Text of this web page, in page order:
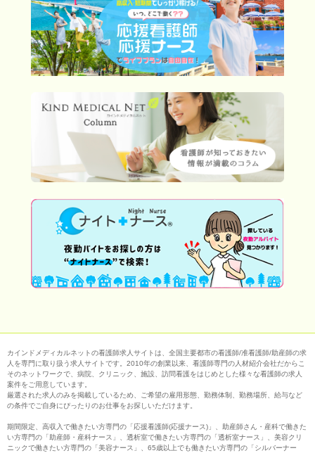
カインドメディカルネットの看護師求人サイトは、全国主要都市の看護師/准看護師/助産師の求
人を専門に取り扱う求人サイトです。2010年の創業以来、看護師専門の人材紹介会社だからこ
そのネットワークで、病院、クリニック、施設、訪問看護をはじめとした様々な看護師の求人
案件をご用意しています。
厳選された求人のみを掲載しているため、ご希望の雇用形態、勤務体制、勤務場所、給与など
の条件でご自身にぴったりのお仕事をお探しいただけます。
期間限定、高収入で働きたい方専門の「応援看護師(応援ナース)」、助産師さん・産科で働きた
い方専門の「助産師・産科ナース」、透析室で働きたい方専門の「透析室ナース」、美容クリ
ニックで働きたい方専門の「美容ナース」、65歳以上でも働きたい方専門の「シルバーナー